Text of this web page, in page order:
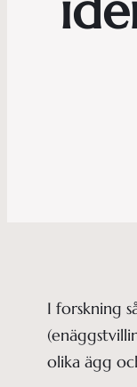
I forskning
olika ägg